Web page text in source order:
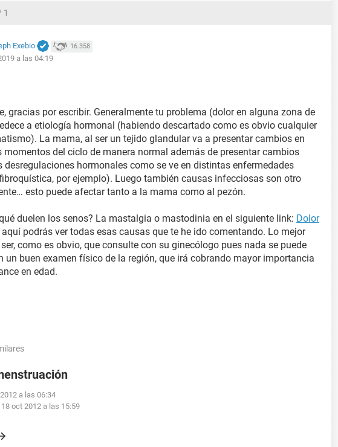
1
Exebio 16.358
a las 04:19
gracias por escribir. Generalmente tu problema (dolor en alguna zona de
a etiología hormonal (habiendo descartado como es obvio cualquier
La mama, al ser un tejido glandular va a presentar cambios en
momentos del ciclo de manera normal además de presentar cambios
desregulaciones hormonales como se ve en distintas enfermedades
por ejemplo). Luego también causas infecciosas son otro
esto puede afectar tanto a la mama como al pezón.
duelen los senos? La mastalgia o mastodinia en el siguiente link: Dolor
aquí podrás ver todas esas causas que te he ido comentando. Lo mejor
como es obvio, que consulte con su ginecólogo pues nada se puede
un buen examen físico de la región, que irá cobrando mayor importancia
en edad.
a las 06:34
18 oct 2012 a las 15:59